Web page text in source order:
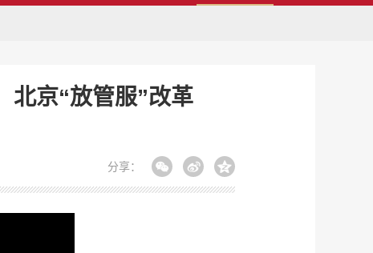
北京“放管服”改革
分享：